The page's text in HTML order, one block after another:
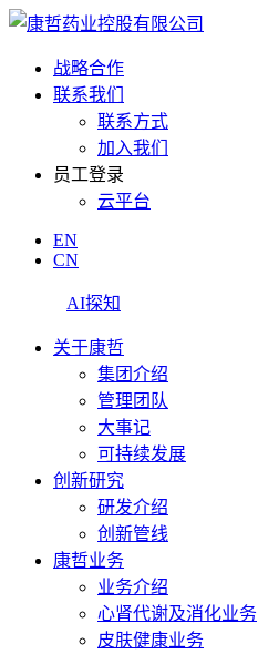
战略合作
联系我们
联系方式
加入我们
员工登录
云平台
EN
CN
AI探知
关于康哲
集团介绍
管理团队
大事记
可持续发展
创新研究
研发介绍
创新管线
康哲业务
业务介绍
心肾代谢及消化业务
皮肤健康业务